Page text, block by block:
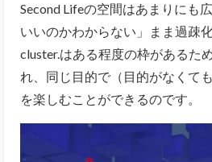
Second Lifeの空間はあまりにも
いいのかわからない」まま過疎
cluster.はある程度の枠があるた
れ、同じ目的で（目的がなくて
を楽しむことができるのです。